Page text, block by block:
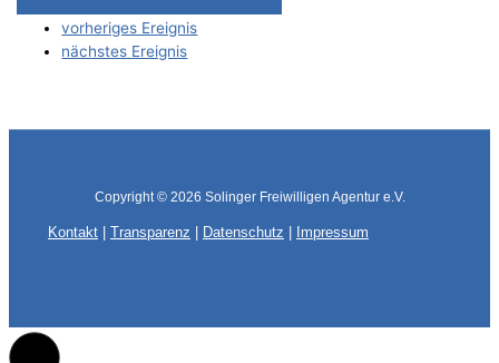
vorheriges Ereignis
nächstes Ereignis
Copyright © 2026 Solinger Freiwilligen Agentur e.V.
Kontakt Transparenz Datenschutz Impressum